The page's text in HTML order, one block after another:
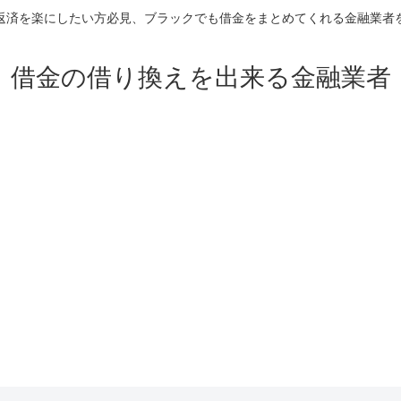
済を楽にしたい方必見、ブラックでも借金をまとめてくれる金融業者
借金の借り換えを出来る金融業者